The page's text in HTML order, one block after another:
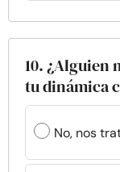
10. ¿Alguien
tu dinámica
No, nos